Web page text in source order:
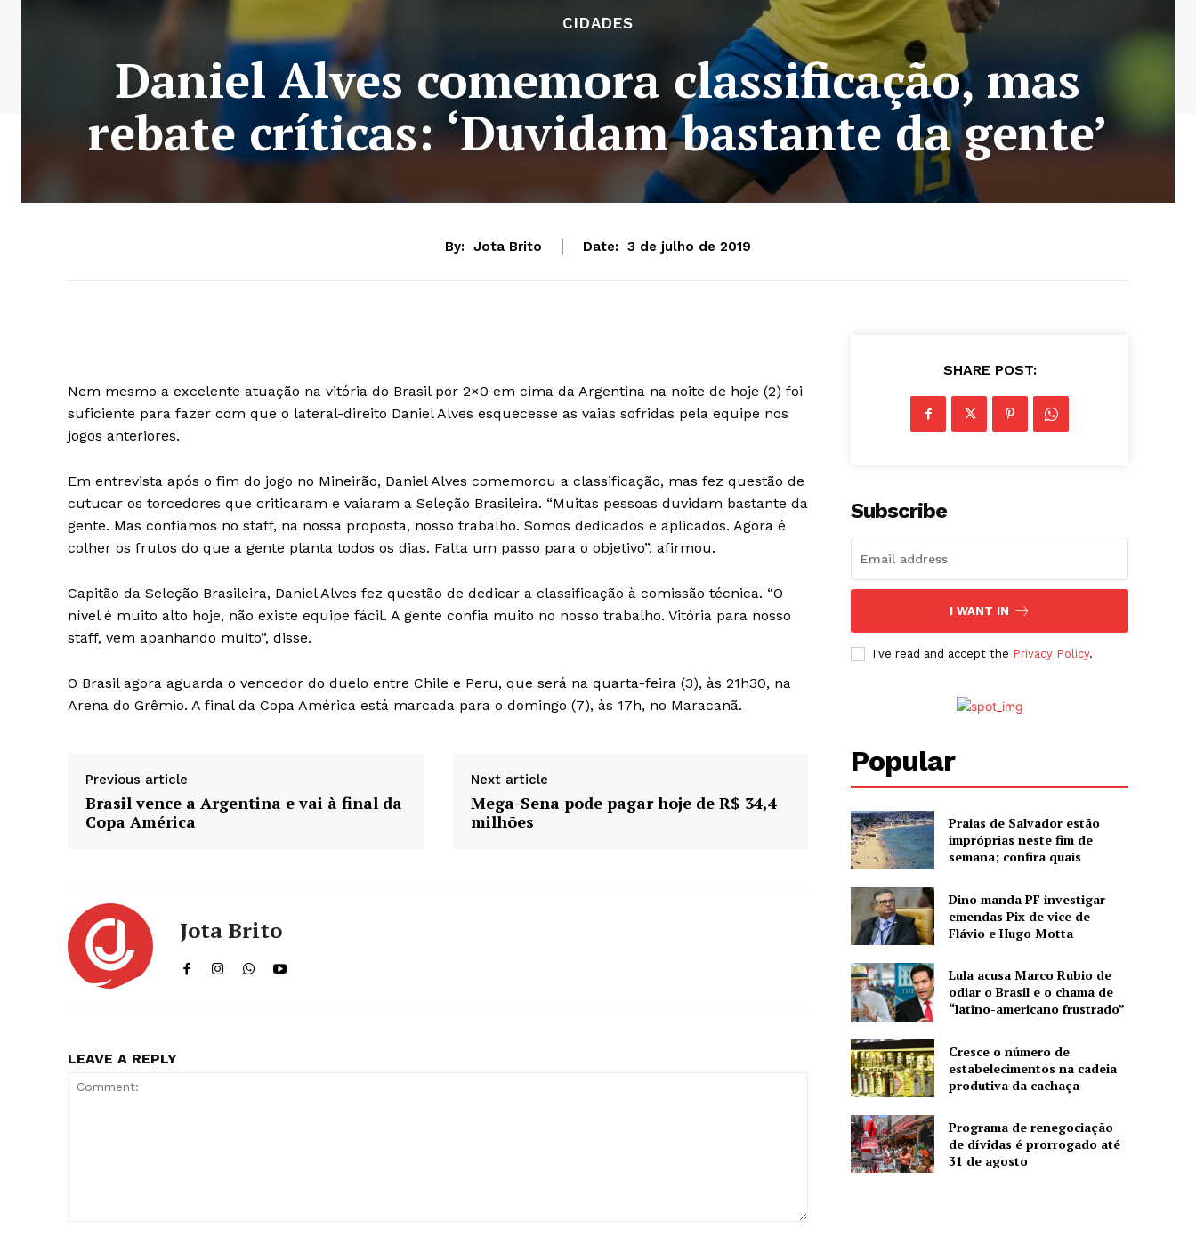
CIDADES
Daniel Alves comemora classificação, mas
rebate críticas: ‘Duvidam bastante da gente’
By: Jota Brito Date: 3 de julho de 2019
Nem mesmo a excelente atuação na vitória do Brasil por 2×0 em cima da Argentina na noite de hoje (2) foi
suficiente para fazer com que o lateral-direito Daniel Alves esquecesse as vaias sofridas pela equipe nos
jogos anteriores.
Em entrevista após o fim do jogo no Mineirão, Daniel Alves comemorou a classificação, mas fez questão de
cutucar os torcedores que criticaram e vaiaram a Seleção Brasileira. “Muitas pessoas duvidam bastante da
gente. Mas confiamos no staff, na nossa proposta, nosso trabalho. Somos dedicados e aplicados. Agora é
colher os frutos do que a gente planta todos os dias. Falta um passo para o objetivo”, afirmou.
Capitão da Seleção Brasileira, Daniel Alves fez questão de dedicar a classificação à comissão técnica. “O
nível é muito alto hoje, não existe equipe fácil. A gente confia muito no nosso trabalho. Vitória para nosso
staff, vem apanhando muito”, disse.
O Brasil agora aguarda o vencedor do duelo entre Chile e Peru, que será na quarta-feira (3), às 21h30, na
Arena do Grêmio. A final da Copa América está marcada para o domingo (7), às 17h, no Maracanã.
Previous article
Brasil vence a Argentina e vai à final da
Copa América
Next article
Mega-Sena pode pagar hoje de R$ 34,4
milhões
Jota Brito
LEAVE A REPLY
SHARE POST:
Subscribe
I WANT IN
I've read and accept the Privacy Policy.
Popular
Praias de Salvador estão
impróprias neste fim de
semana; confira quais
Dino manda PF investigar
emendas Pix de vice de
Flávio e Hugo Motta
Lula acusa Marco Rubio de
odiar o Brasil e o chama de
“latino-americano frustrado”
Cresce o número de
estabelecimentos na cadeia
produtiva da cachaça
Programa de renegociação
de dívidas é prorrogado até
31 de agosto